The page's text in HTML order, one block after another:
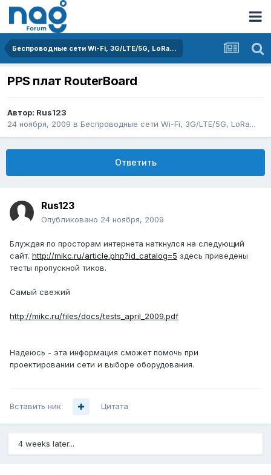
Беспроводные сети Wi-Fi, 3G/LTE/5G, LoRa...
PPS плат RouterBoard
Автор: Rus123
24 ноября, 2009 в Беспроводные сети Wi-Fi, 3G/LTE/5G, LoRa...
Ответить
Rus123
Опубликовано 24 ноября, 2009
Блуждая по просторам интернета наткнулся на следующий
сайт. http://mikc.ru/article.php?id_catalog=5 здесь приведены
тесты пропускной тиков.
Самый свежий
http://mikc.ru/files/docs/tests_april_2009.pdf
Надеюсь - эта информация сможет помочь при
проектировании сети и выборе оборудования.
Вставить ник Цитата
4 weeks later...